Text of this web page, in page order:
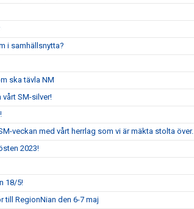
i samhällsnytta?
ska tävla NM
SM-silver!
veckan med vårt herrlag som vi är mäkta stolta över.
2023!
18/5!
till RegionNian den 6-7 maj